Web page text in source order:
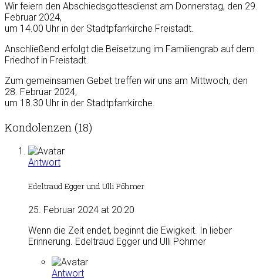
Wir feiern den Abschiedsgottesdienst am Donnerstag, den 29.
Februar 2024,
um 14.00 Uhr in der Stadtpfarrkirche Freistadt.
Anschließend erfolgt die Beisetzung im Familiengrab auf dem
Friedhof in Freistadt.
Zum gemeinsamen Gebet treffen wir uns am Mittwoch, den
28. Februar 2024,
um 18.30 Uhr in der Stadtpfarrkirche.
Kondolenzen (18)
Antwort
Edeltraud Egger und Ulli Pöhmer
25. Februar 2024 at 20:20
Wenn die Zeit endet, beginnt die Ewigkeit. In lieber
Erinnerung. Edeltraud Egger und Ulli Pöhmer
Antwort